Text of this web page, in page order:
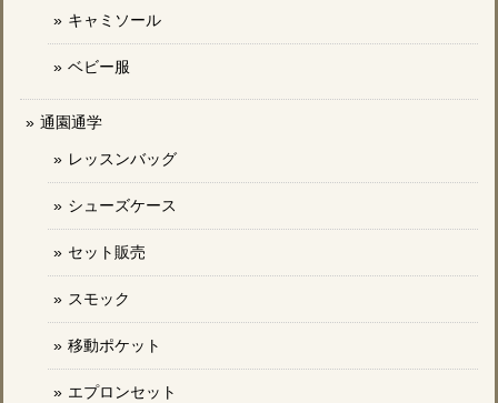
キャミソール
ベビー服
通園通学
レッスンバッグ
シューズケース
セット販売
スモック
移動ポケット
エプロンセット